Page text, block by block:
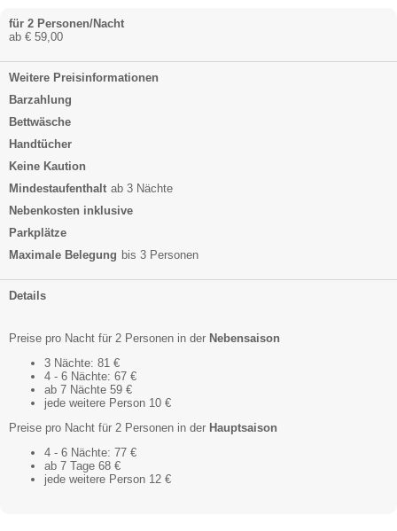
für 2 Personen/Nacht
ab € 59,00
Weitere Preisinformationen
Barzahlung
Bettwäsche
Handtücher
Keine Kaution
Mindestaufenthalt ab 3 Nächte
Nebenkosten inklusive
Parkplätze
Maximale Belegung bis 3 Personen
Details
Preise pro Nacht für 2 Personen in der Nebensaison
3 Nächte: 81 €
4 - 6 Nächte: 67 €
ab 7 Nächte 59 €
jede weitere Person 10 €
Preise pro Nacht für 2 Personen in der Hauptsaison
4 - 6 Nächte: 77 €
ab 7 Tage 68 €
jede weitere Person 12 €